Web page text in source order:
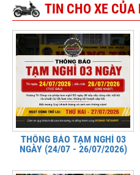
TIN CHO XE CỦA
THÔNG BÁO TẠM NGHỈ 03
NGÀY (24/07 - 26/07/2026)